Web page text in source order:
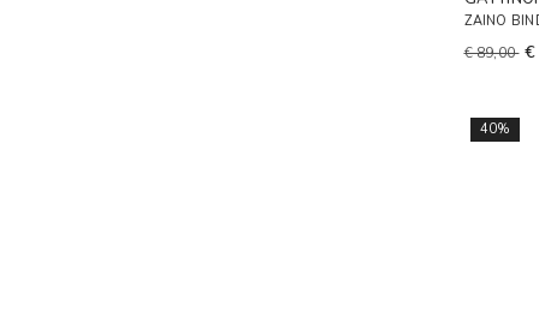
ZAINO
€ 89,00 €
40%